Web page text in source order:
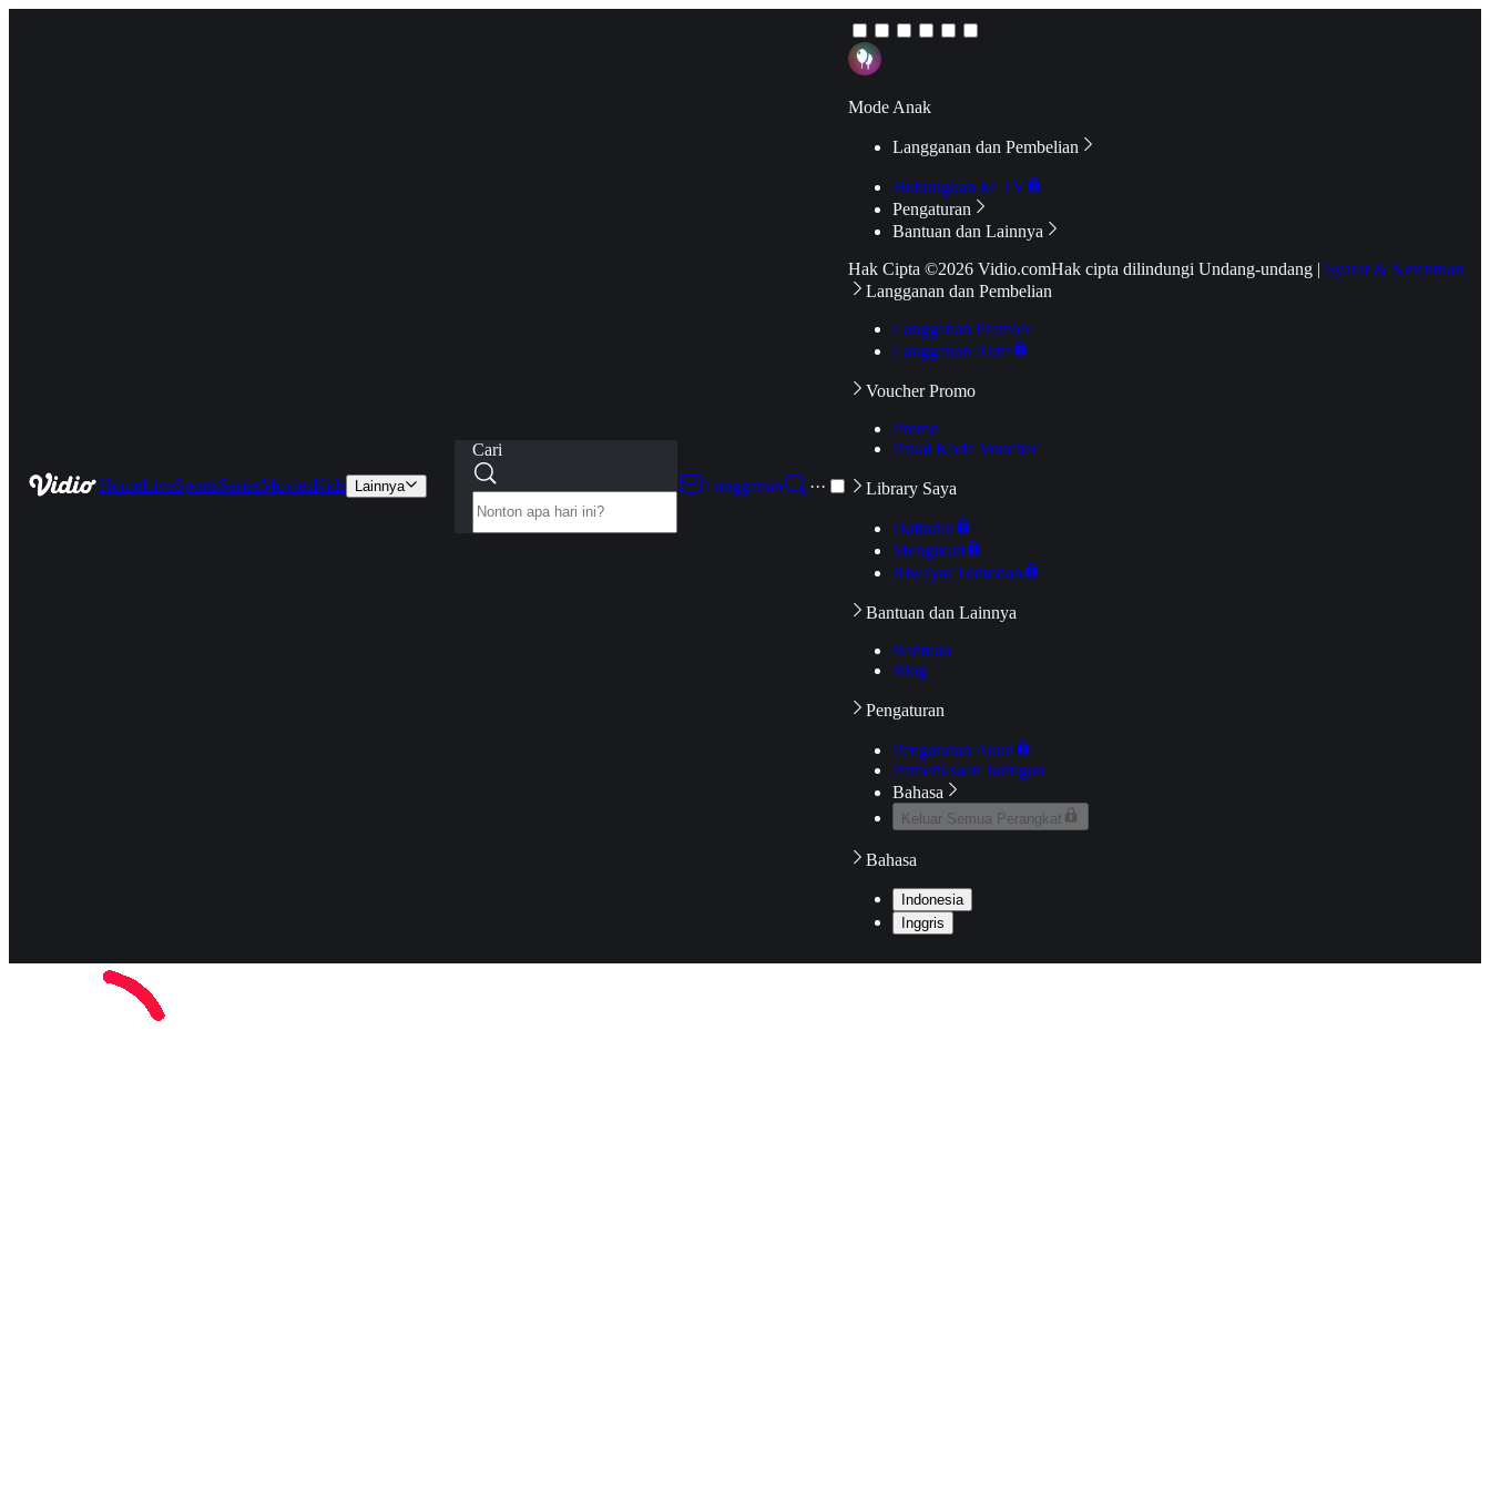
HomeLiveSportsSeriesMoviesKids Lainnya
Cari
Langganan
···
Mode Anak
Langganan dan Pembelian
Hubungkan ke TV
Pengaturan
Bantuan dan Lainnya
Hak Cipta ©2026 Vidio.comHak cipta dilindungi Undang-undang | Syarat & Ketentuan
Langganan dan Pembelian
Langganan Premier
Langganan Aktif
Voucher Promo
Promo
Pakai Kode Voucher
Library Saya
Daftarku
Mengikuti
Riwayat Tontonan
Bantuan dan Lainnya
Bantuan
Blog
Pengaturan
Pengaturan Akun
Pemeriksaan Jaringan
Bahasa
Keluar Semua Perangkat
Bahasa
Indonesia
Inggris